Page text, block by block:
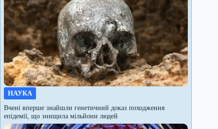
НАУКА
Вчені вперше знайшли генетичний доказ походження
епідемії, що знищила мільйони людей